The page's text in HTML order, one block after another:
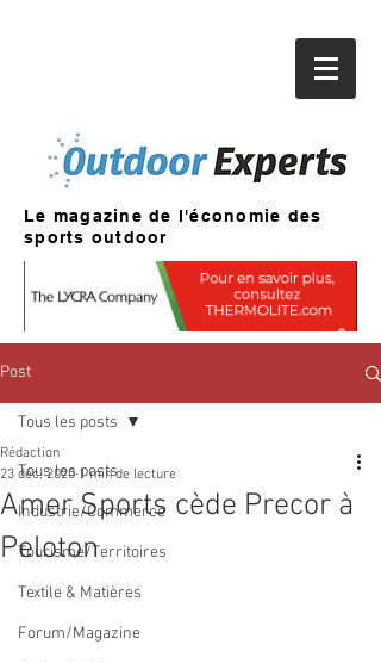
Le magazine de l'économie des
sports outdoor
Post
Tous les posts
Industrie/Commerce
Tourisme/Territoires
Textile & Matières
Forum/Magazine
Tous les posts
Amer Sports cède Precor à
Peloton
Rédaction
23 déc. 2020 1 min de lecture